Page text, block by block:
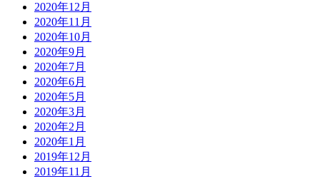
2020年12月
2020年11月
2020年10月
2020年9月
2020年7月
2020年6月
2020年5月
2020年3月
2020年2月
2020年1月
2019年12月
2019年11月